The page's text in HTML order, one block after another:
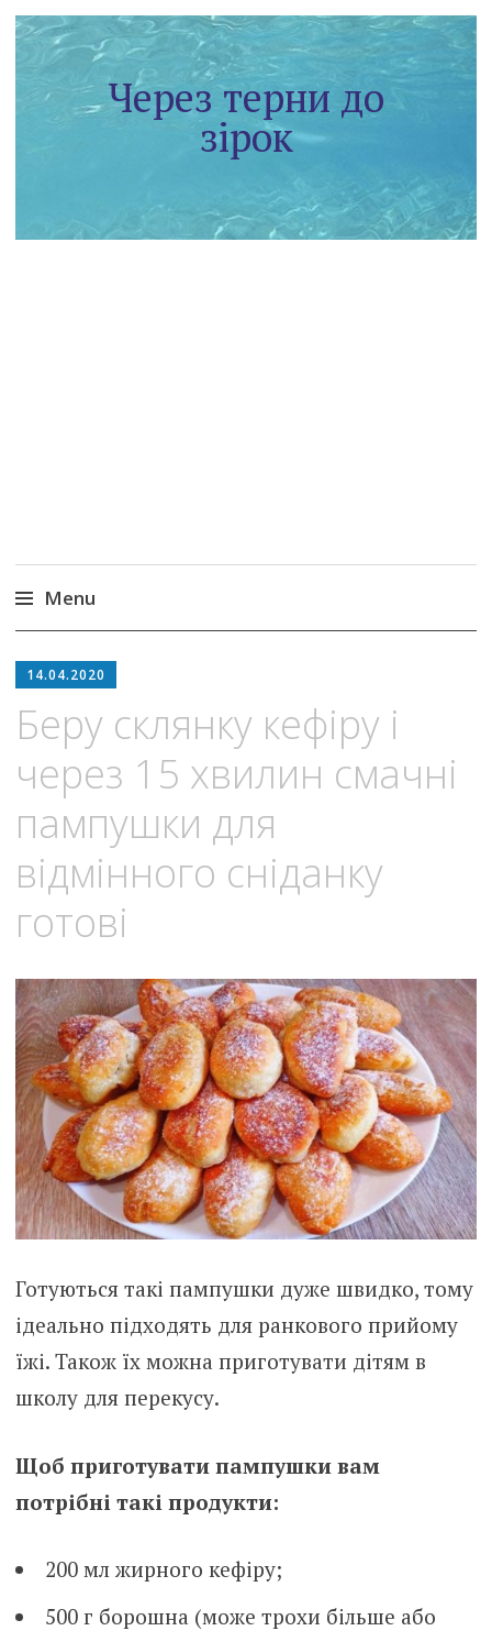
Через терни до
зірок
Menu
to
14.04.2020
Беру склянку кефіру і
через 15 хвилин смачні
пампушки для
відмінного сніданку
готові
Готуються такі пампушки дуже швидко, тому
ідеально підходять для ранкового прийому
їжі. Також їх можна приготувати дітям в
школу для перекусу.
Щоб приготувати пампушки вам
потрібні такі продукти:
200 мл жирного кефіру;
500 г борошна (може трохи більше або